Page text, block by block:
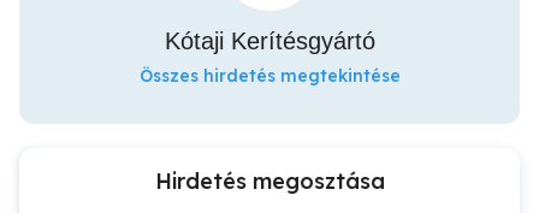
Kótaji Kerítésgyártó
Összes hirdetés megtekintése
Hirdetés megosztása